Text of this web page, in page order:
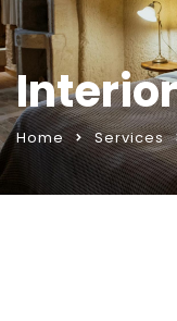
Home Services